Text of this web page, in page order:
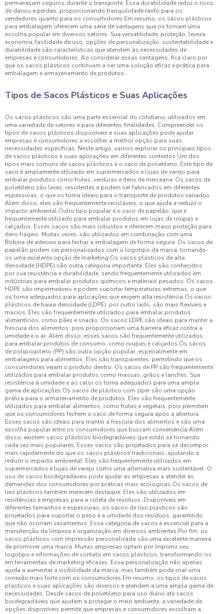
permaneçam seguros durante o transporte. Essa durabilidade reduz o risco
de danos e perdas, proporcionando tranquilidade tanto para os
vendedores quanto para os consumidores.Em resumo, os sacos plásticos
para embalagem oferecem uma série de vantagens que os tornam uma
escolha popular em diversos setores. Sua versatilidade, proteção, leveza,
economia, facilidade de uso, opções de personalização, sustentabilidade e
durabilidade são características que atendem às necessidades de
empresas e consumidores. Ao considerar essas vantagens, fica claro por
que os sacos plásticos continuam a ser uma solução eficaz e prática para
embalagem e armazenamento de produtos.
Tipos de Sacos Plásticos e Suas Aplicações
Os sacos plásticos são uma parte essencial do cotidiano, utilizados em
uma variedade de setores e para diferentes finalidades. Compreender os
tipos de sacos plásticos disponíveis e suas aplicações pode ajudar
empresas e consumidores a escolher a melhor opção para suas
necessidades específicas. Neste artigo, vamos explorar os principais tipos
de sacos plásticos e suas aplicações em diferentes contextos.Um dos
tipos mais comuns de sacos plásticos é o saco de polietileno. Este tipo de
saco é amplamente utilizado em supermercados e lojas de varejo para
embalar produtos como frutas, verduras e itens de mercearia. Os sacos de
polietileno são leves, resistentes e podem ser fabricados em diferentes
espessuras, o que os torna ideais para o transporte de produtos variados.
Além disso, eles são frequentemente recicláveis, o que ajuda a reduzir o
impacto ambiental.Outro tipo popular é o saco de papelão, que é
frequentemente utilizado para embalar produtos em lojas de roupas e
calçados. Esses sacos são mais robustos e oferecem maior proteção para
itens frágeis. Muitas vezes, são utilizados em combinação com uma
Bobina de adesivo para fechar a embalagem de forma segura. Os sacos de
papelão podem ser personalizados com o logotipo da marca, tornando-
os uma excelente opção de marketing.Os sacos plásticos de alta
densidade (HDPE) são outra categoria importante. Eles são conhecidos
por sua resistência e durabilidade, sendo frequentemente utilizados em
indústrias para embalar produtos químicos e materiais pesados. Os sacos
HDPE são impermeáveis e podem suportar temperaturas extremas, o que
os torna adequados para aplicações que exigem alta resistência.Os sacos
plásticos de baixa densidade (LDPE), por outro lado, são mais flexíveis e
macios. Eles são frequentemente utilizados para embalar produtos
alimentícios, como pães e snacks. Os sacos LDPE são ideais para manter a
frescura dos alimentos, pois proporcionam uma barreira eficaz contra a
umidade e o ar. Além disso, esses sacos são frequentemente utilizados
para embalar produtos de consumo, como roupas e calçados.Os sacos
de polipropileno (PP) são outra opção popular, especialmente em
embalagens para alimentos. Eles são transparentes, permitindo que os
consumidores vejam o produto dentro. Os sacos de PP são frequentemente
utilizados para embalar produtos como massas, grãos e lanches. Sua
resistência à umidade e ao calor os torna adequados para uma ampla
gama de aplicações.Os sacos de plástico com zíper são uma opção
prática para o armazenamento de produtos. Eles são frequentemente
utilizados para embalar alimentos, como frutas e vegetais, pois permitem
que os consumidores fechem o saco de forma segura após a abertura.
Esses sacos são ideais para manter a frescura dos alimentos e são uma
escolha popular entre os consumidores que buscam conveniência.Além
disso, existem sacos plásticos biodegradáveis que estão se tornando
cada vez mais populares. Esses sacos são projetados para se decompor
mais rapidamente do que os sacos plásticos tradicionais, ajudando a
reduzir o impacto ambiental. Eles são frequentemente utilizados em
supermercados e lojas de varejo como uma alternativa mais sustentável. O
uso de sacos biodegradáveis pode ajudar as empresas a atender às
demandas dos consumidores por práticas mais ecológicas.Os sacos de
lixo plásticos também merecem destaque. Eles são utilizados em
residências e empresas para a coleta de resíduos. Disponíveis em
diferentes tamanhos e espessuras, os sacos de lixo plásticos são
projetados para suportar o peso e a umidade dos resíduos, garantindo
que não ocorram vazamentos. Essa categoria de sacos é essencial para a
manutenção da limpeza e organização em diversos ambientes.Por fim, os
sacos plásticos com impressão personalizada são uma excelente maneira
de promover uma marca. Muitas empresas optam por imprimir seu
logotipo e informações de contato em sacos plásticos, transformando-os
em ferramentas de marketing eficazes. Essa personalização não apenas
ajuda a aumentar a visibilidade da marca, mas também pode criar uma
conexão mais forte com os consumidores.Em resumo, os tipos de sacos
plásticos e suas aplicações são diversos e atendem a uma ampla gama de
necessidades. Desde sacos de polietileno para uso diário até sacos
biodegradáveis que ajudam a proteger o meio ambiente, a variedade de
opções disponíveis permite que empresas e consumidores escolham a